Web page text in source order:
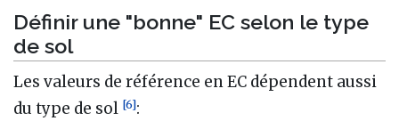
Définir une "bonne" EC selon le type
de sol
Les valeurs de référence en EC dépendent aussi
du type de sol [6]: